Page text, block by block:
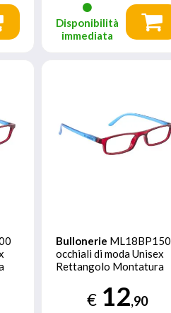
Disponibilità
immediata
Bullonerie ML18BP150
occhiali di moda Unisex
Rettangolo Montatura
€ 12,90